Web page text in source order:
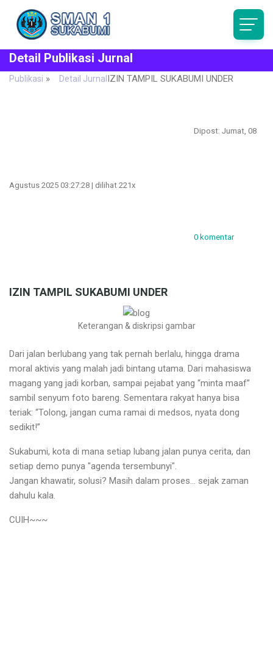
Detail Publikasi Jurnal
Publikasi » Detail Jurnal IZIN TAMPIL SUKABUMI UNDER
Dipost: Jumat, 08
Agustus 2025 03:27:28 | dilihat 221x
0 komentar
IZIN TAMPIL SUKABUMI UNDER
Keterangan & diskripsi gambar
Dari jalan berlubang yang tak pernah berlalu, hingga drama
moral aktivis yang malah jadi bintang utama. Dari mahasiswa
magang yang jadi korban, sampai pejabat yang “minta maaf”
sambil senyum foto bareng. Sementara rakyat hanya bisa
teriak: “Tolong, jangan cuma ramai di medsos, nyata dong
sedikit!”
Sukabumi, kota di mana setiap lubang jalan punya cerita, dan
setiap demo punya "agenda tersembunyi".
Jangan khawatir, solusi? Masih dalam proses... sejak zaman
dahulu kala.
CUIH~~~